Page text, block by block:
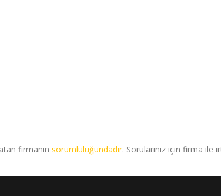
firmanın sorumluluğundadır. Sorularınız için firma ile